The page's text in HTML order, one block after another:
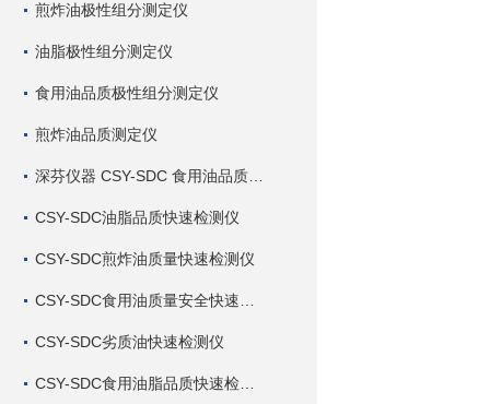
煎炸油极性组分测定仪
油脂极性组分测定仪
食用油品质极性组分测定仪
煎炸油品质测定仪
CSY-SDC油脂品质快速检测仪
CSY-SDC煎炸油质量快速检测仪
CSY-SDC劣质油快速检测仪